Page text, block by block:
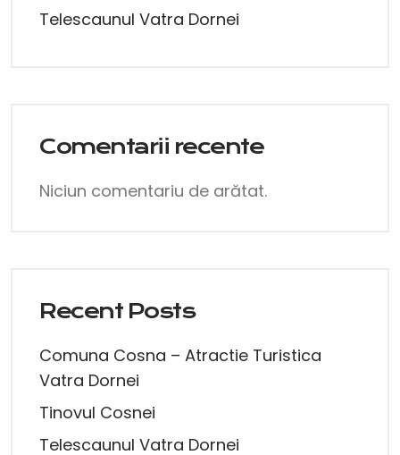
Telescaunul Vatra Dornei
Comentarii recente
Niciun comentariu de arătat.
Recent Posts
Comuna Cosna – Atractie Turistica
Vatra Dornei
Tinovul Cosnei
Telescaunul Vatra Dornei